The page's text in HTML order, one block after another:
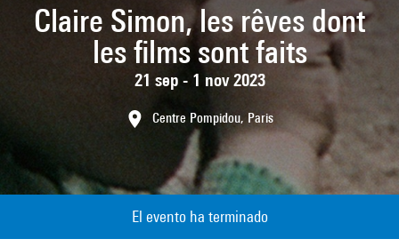
Claire Simon, les rêves dont
les films sont faits
21 sep - 1 nov 2023
Centre Pompidou, Paris
El evento ha terminado